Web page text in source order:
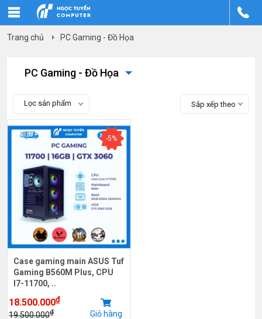
Trang chủ PC Gaming - Đồ Họa
PC Gaming - Đồ Họa
Lọc sản phẩm Sắp xếp theo
-5%
Case gaming main ASUS Tuf
Gaming B560M Plus, CPU
I7-11700, ..
18.500.000₫
19.500.000₫ Giỏ hàng